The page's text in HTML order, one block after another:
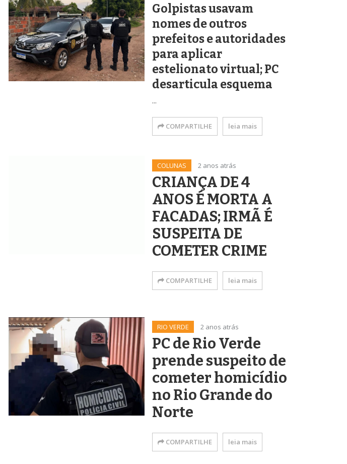
Golpistas usavam
nomes de outros
prefeitos e autoridades
para aplicar
estelionato virtual; PC
desarticula esquema
...
COMPARTILHE leia mais
COLUNAS 2 anos atrás
CRIANÇA DE 4
ANOS É MORTA A
FACADAS; IRMÃ É
SUSPEITA DE
COMETER CRIME
COMPARTILHE leia mais
RIO VERDE 2 anos atrás
PC de Rio Verde
prende suspeito de
cometer homicídio
no Rio Grande do
Norte
COMPARTILHE leia mais